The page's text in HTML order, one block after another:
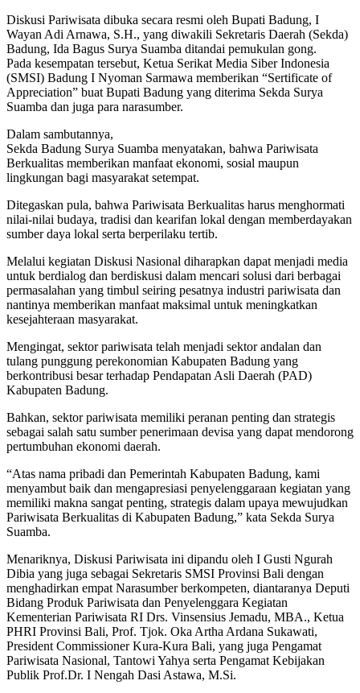
Diskusi Pariwisata dibuka secara resmi oleh Bupati Badung, I
Wayan Adi Arnawa, S.H., yang diwakili Sekretaris Daerah (Sekda)
Badung, Ida Bagus Surya Suamba ditandai pemukulan gong.
Pada kesempatan tersebut, Ketua Serikat Media Siber Indonesia
(SMSI) Badung I Nyoman Sarmawa memberikan “Sertificate of
Appreciation” buat Bupati Badung yang diterima Sekda Surya
Suamba dan juga para narasumber.
Dalam sambutannya,
Sekda Badung Surya Suamba menyatakan, bahwa Pariwisata
Berkualitas memberikan manfaat ekonomi, sosial maupun
lingkungan bagi masyarakat setempat.
Ditegaskan pula, bahwa Pariwisata Berkualitas harus menghormati
nilai-nilai budaya, tradisi dan kearifan lokal dengan memberdayakan
sumber daya lokal serta berperilaku tertib.
Melalui kegiatan Diskusi Nasional diharapkan dapat menjadi media
untuk berdialog dan berdiskusi dalam mencari solusi dari berbagai
permasalahan yang timbul seiring pesatnya industri pariwisata dan
nantinya memberikan manfaat maksimal untuk meningkatkan
kesejahteraan masyarakat.
Mengingat, sektor pariwisata telah menjadi sektor andalan dan
tulang punggung perekonomian Kabupaten Badung yang
berkontribusi besar terhadap Pendapatan Asli Daerah (PAD)
Kabupaten Badung.
Bahkan, sektor pariwisata memiliki peranan penting dan strategis
sebagai salah satu sumber penerimaan devisa yang dapat mendorong
pertumbuhan ekonomi daerah.
“Atas nama pribadi dan Pemerintah Kabupaten Badung, kami
menyambut baik dan mengapresiasi penyelenggaraan kegiatan yang
memiliki makna sangat penting, strategis dalam upaya mewujudkan
Pariwisata Berkualitas di Kabupaten Badung,” kata Sekda Surya
Suamba.
Menariknya, Diskusi Pariwisata ini dipandu oleh I Gusti Ngurah
Dibia yang juga sebagai Sekretaris SMSI Provinsi Bali dengan
menghadirkan empat Narasumber berkompeten, diantaranya Deputi
Bidang Produk Pariwisata dan Penyelenggara Kegiatan
Kementerian Pariwisata RI Drs. Vinsensius Jemadu, MBA., Ketua
PHRI Provinsi Bali, Prof. Tjok. Oka Artha Ardana Sukawati,
President Commissioner Kura-Kura Bali, yang juga Pengamat
Pariwisata Nasional, Tantowi Yahya serta Pengamat Kebijakan
Publik Prof.Dr. I Nengah Dasi Astawa, M.Si.